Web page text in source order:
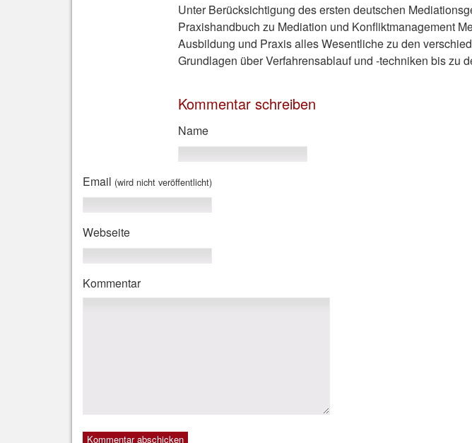
Unter Berücksichtigung des ersten deutschen
Praxishandbuch zu Mediation und Konfliktmanagement
Ausbildung und Praxis alles Wesentliche zu den
Grundlagen über Verfahrensablauf und -techniken bis zu
Kommentar schreiben
Name
Email (wird nicht veröffentlicht)
Webseite
Kommentar